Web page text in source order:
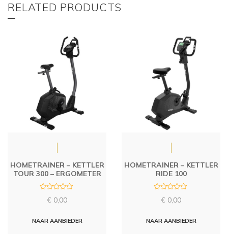
RELATED PRODUCTS
HOMETRAINER – KETTLER
TOUR 300 – ERGOMETER
d
€ 0,00
NAAR AANBIEDER
HOMETRAINER – KETTLER
RIDE 100
d
€ 0,00
NAAR AANBIEDER